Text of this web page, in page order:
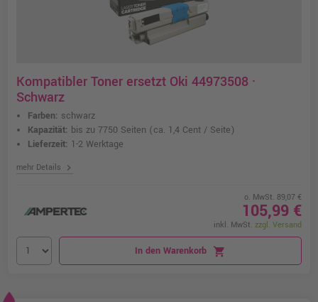
Kompatibler Toner ersetzt Oki 44973508 ·
Schwarz
Farben: schwarz
Kapazität: bis zu 7750 Seiten (ca. 1,4 Cent / Seite)
Lieferzeit: 1-2 Werktage
mehr Details chevron_right
o. MwSt. 89,07 €
105,99 €
inkl. MwSt. zzgl. Versand
In den Warenkorb shopping_cart